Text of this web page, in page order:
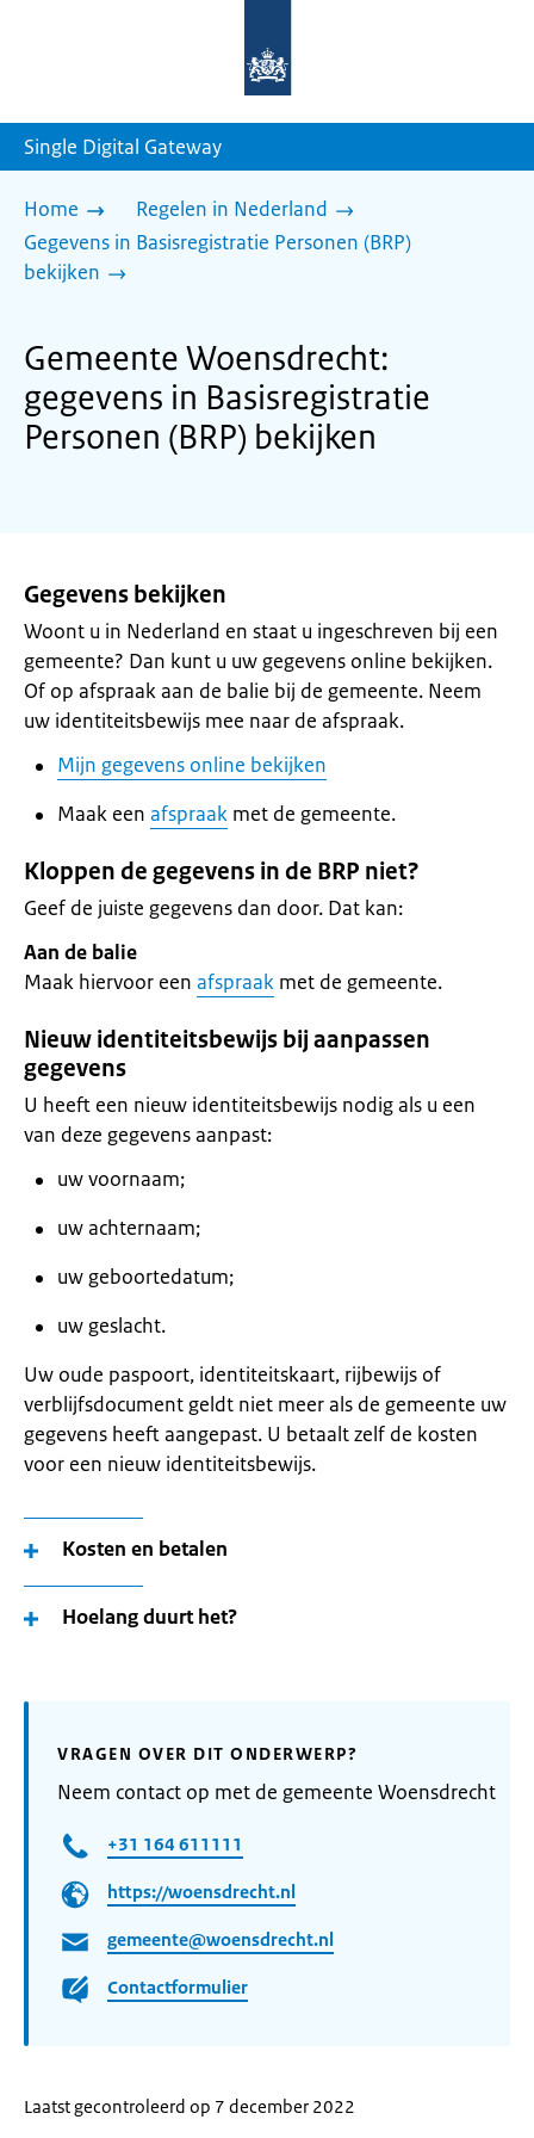
homepage
Single Digital Gateway
Home
Regelen in Nederland
Gegevens in Basisregistratie Personen (BRP)
bekijken
Gemeente Woensdrecht:
gegevens in Basisregistratie
Personen (BRP) bekijken
Gegevens bekijken
Woont u in Nederland en staat u ingeschreven bij een
gemeente? Dan kunt u uw gegevens online bekijken.
Of op afspraak aan de balie bij de gemeente. Neem
uw identiteitsbewijs mee naar de afspraak.
Mijn gegevens online bekijken
Maak een afspraak met de gemeente.
Kloppen de gegevens in de BRP niet?
Geef de juiste gegevens dan door. Dat kan:
Aan de balie
Maak hiervoor een afspraak met de gemeente.
Nieuw identiteitsbewijs bij aanpassen
gegevens
U heeft een nieuw identiteitsbewijs nodig als u een
van deze gegevens aanpast:
uw voornaam;
uw achternaam;
uw geboortedatum;
uw geslacht.
Uw oude paspoort, identiteitskaart, rijbewijs of
verblijfsdocument geldt niet meer als de gemeente uw
gegevens heeft aangepast. U betaalt zelf de kosten
voor een nieuw identiteitsbewijs.
Kosten en betalen
Hoelang duurt het?
VRAGEN OVER DIT ONDERWERP?
Neem contact op met de gemeente Woensdrecht
+31 164 611111
https://woensdrecht.nl
gemeente@woensdrecht.nl
Contactformulier
Laatst gecontroleerd op 7 december 2022